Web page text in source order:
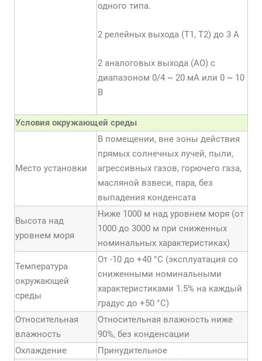
одного типа.
2 релейных выхода (Т1, Т2) до 3 А
2 аналоговых выхода (АО) с
диапазоном 0/4 ~ 20 мА или 0 ~ 10
В
Условия окружающей среды
Место установки
В помещении, вне зоны действия
прямых солнечных лучей, пыли,
агрессивных газов, горючего газа,
масляной взвеси, пара, без
выпадения конденсата
Высота над
уровнем моря
Ниже 1000 м над уровнем моря (от
1000 до 3000 м при сниженных
номинальных характеристиках)
Температура
окружающей
среды
От -10 до +40 °С (эксплуатация со
сниженными номинальными
характеристиками 1.5% на каждый
градус до +50 °С)
Относительная
влажность
Относительная влажность ниже
90%, без конденсации
Охлаждение
Принудительное